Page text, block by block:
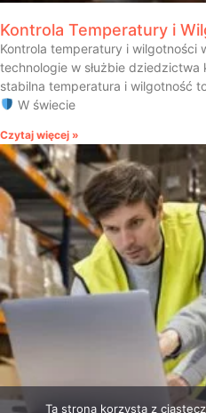
Kontrola Temperatury i
Kontrola temperatury i wilgotności
technologie w służbie dziedzictwa
stabilna temperatura i wilgotność
W świecie
Czytaj więcej »
Ta strona korzysta z